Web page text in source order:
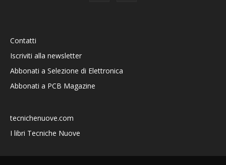
Contatti
Iscriviti alla newsletter
Abbonati a Selezione di Elettronica
Abbonati a PCB Magazine
tecnichenuove.com
I libri Tecniche Nuove